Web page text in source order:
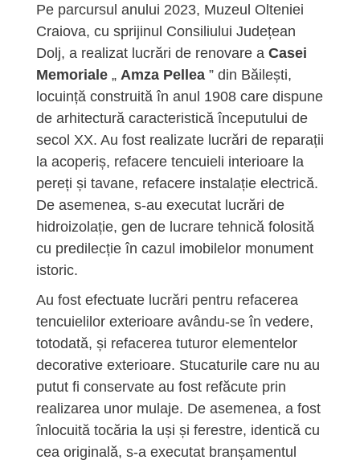
Pe parcursul anului 2023, Muzeul Olteniei
Craiova, cu sprijinul Consiliului Județean
Dolj, a realizat lucrări de renovare a Casei
Memoriale „ Amza Pellea ” din Băilești,
locuință construită în anul 1908 care dispune
de arhitectură caracteristică începutului de
secol XX. Au fost realizate lucrări de reparații
la acoperiș, refacere tencuieli interioare la
pereți și tavane, refacere instalație electrică.
De asemenea, s-au executat lucrări de
hidroizolație, gen de lucrare tehnică folosită
cu predilecție în cazul imobilelor monument
istoric.
Au fost efectuate lucrări pentru refacerea
tencuielilor exterioare avându-se în vedere,
totodată, și refacerea tuturor elementelor
decorative exterioare. Stucaturile care nu au
putut fi conservate au fost refăcute prin
realizarea unor mulaje. De asemenea, a fost
înlocuită tocăria la uși și ferestre, identică cu
cea originală, s-a executat branșamentul